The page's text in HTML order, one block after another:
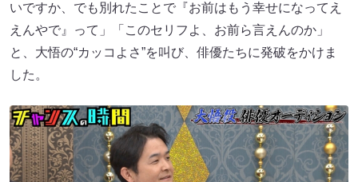
いですか、でも別れたことで『お前はもう幸せになってえ
えんやで』って」「このセリフよ、お前ら言えんのか」
と、大悟の“カッコよさ”を叫び、俳優たちに発破をかけま
した。